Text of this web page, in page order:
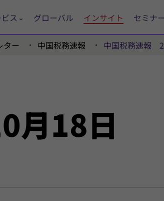
ス グローバル インサイト セミナ
ター 中国税務速報 中国税務速報
月18日